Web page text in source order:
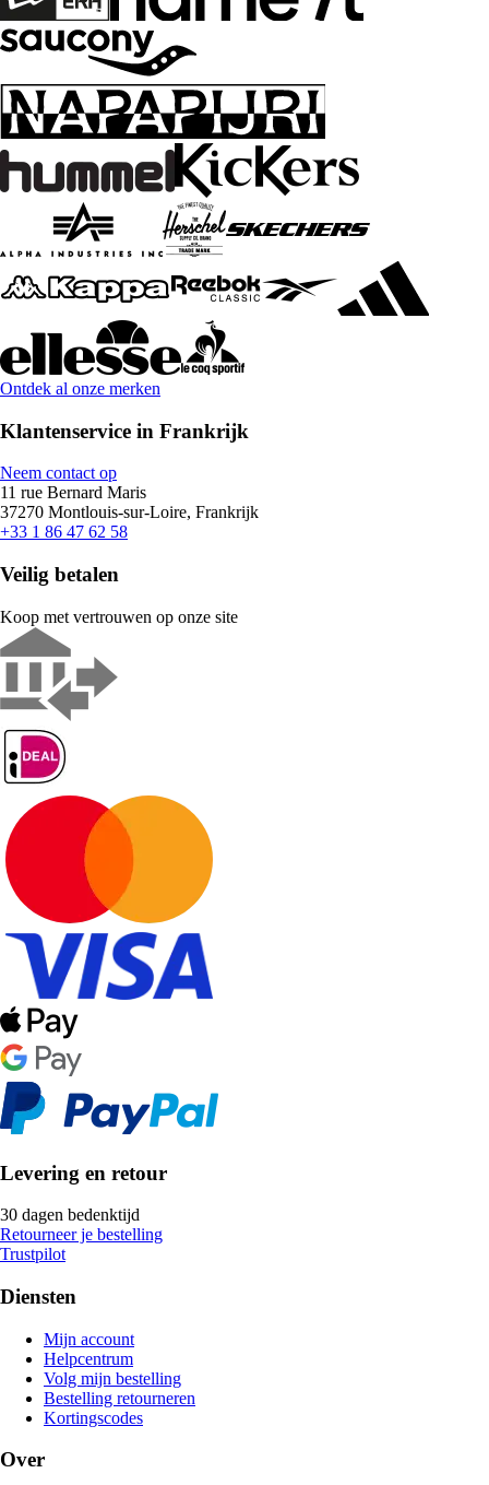
Ontdek al onze merken
Klantenservice in Frankrijk
Neem contact op
11 rue Bernard Maris
37270 Montlouis-sur-Loire, Frankrijk
+33 1 86 47 62 58
Veilig betalen
Koop met vertrouwen op onze site
Levering en retour
30 dagen bedenktijd
Retourneer je bestelling
Trustpilot
Diensten
Mijn account
Helpcentrum
Volg mijn bestelling
Bestelling retourneren
Kortingscodes
Over